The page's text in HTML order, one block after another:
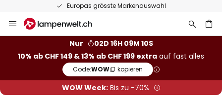
Europas grösste Markenauswahl
Inhalt
Nur
02D 16H 09M 09S
10% ab CHF 149 & 13% ab CHF 199 extra auf fast alles
Code:WOW kopieren
WOW Week:Bis zu -70%